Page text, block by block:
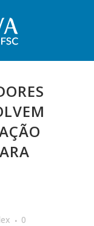
0